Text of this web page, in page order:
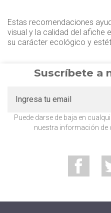
Estas recomendaciones
visual y la calidad del afiche
su carácter ecológico y
Suscríbete a
Puede darse de baja en
nuestra información de